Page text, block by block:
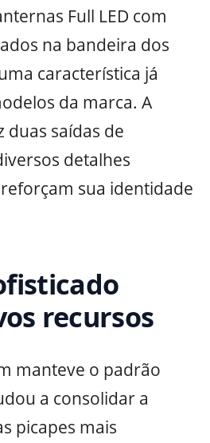
Full LED com
na bandeira dos
característica já
da marca. A
duas saídas de
detalhes
sua identidade
recursos
manteve o padrão
a consolidar a
picapes mais